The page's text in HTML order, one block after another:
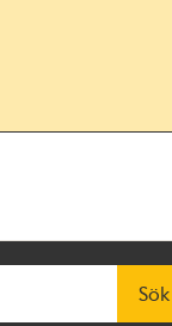
Sök